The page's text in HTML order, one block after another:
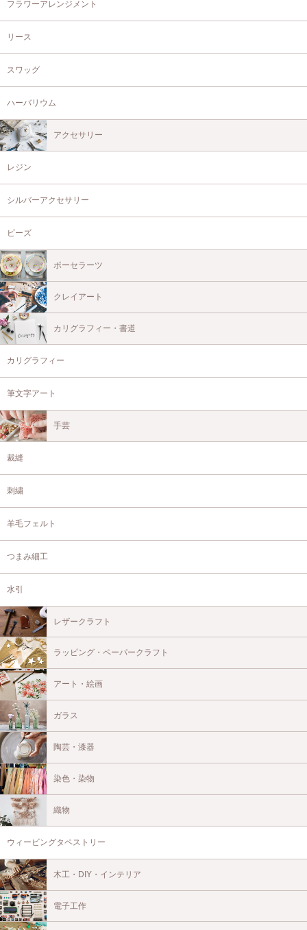
フラワーアレンジメント
リース
スワッグ
ハーバリウム
アクセサリー
レジン
シルバーアクセサリー
ビーズ
ポーセラーツ
クレイアート
カリグラフィー・書道
カリグラフィー
筆文字アート
手芸
裁縫
刺繍
羊毛フェルト
つまみ細工
水引
レザークラフト
ラッピング・ペーパークラフト
アート・絵画
ガラス
陶芸・漆器
染色・染物
織物
ウィービングタペストリー
木工・DIY・インテリア
電子工作